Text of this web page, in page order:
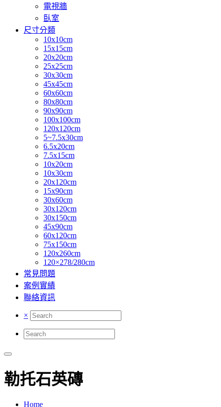
電視牆
臥室
尺寸分類
10x10cm
15x15cm
20x20cm
25x25cm
30x30cm
45x45cm
60x60cm
80x80cm
90x90cm
100x100cm
120x120cm
5~7.5x30cm
6.5x20cm
7.5x15cm
10x20cm
10x30cm
20x120cm
15x90cm
30x60cm
30x120cm
30x150cm
45x90cm
60x120cm
75x150cm
120x260cm
120×278/280cm
常見問題
案例實績
聯絡資訊
×
勒托石英磚
Home